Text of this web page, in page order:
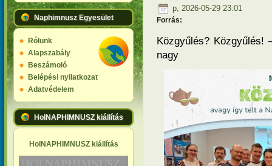
Naphimnusz Egyesület
Rólunk
Alapszabály
Beszámoló
Belépési nyilatkozat
Adatvédelem
HolNAPHIMNUSZ kiállítás
HolNAPHIMNUSZ kiállítás
p, 2026-05-29 23:01
Forrás:
Közgyűlés?
nagy